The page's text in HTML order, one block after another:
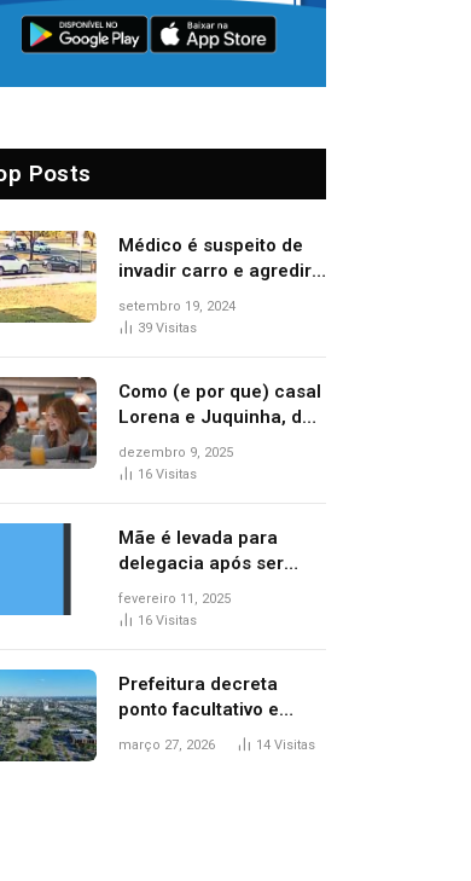
Posts
Médico é suspeito de
invadir carro e agredir
delegado aposentado
durante confusão no
setembro 19, 2024
39 Visitas
Como (e por que) casal
Lorena e Juquinha, de
‘Três Graças’, ganhou
repercussão
dezembro 9, 2025
16 Visitas
Mãe é levada para
delegacia após ser
denunciada por maus-
tratos contra dois
fevereiro 11, 2025
16 Visitas
Prefeitura decreta
ponto facultativo e
servidores públicos
março 27, 2026 14 Visitas